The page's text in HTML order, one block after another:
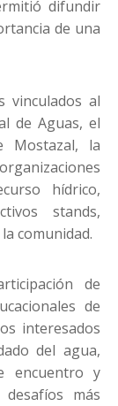
difundir
de una
vinculados al
de Aguas, el
Mostazal, la
hídrico,
stands,
comunidad.
de
de
interesados
del agua,
encuentro y
más